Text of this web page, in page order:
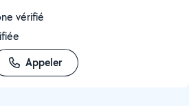
vérifié
Appeler